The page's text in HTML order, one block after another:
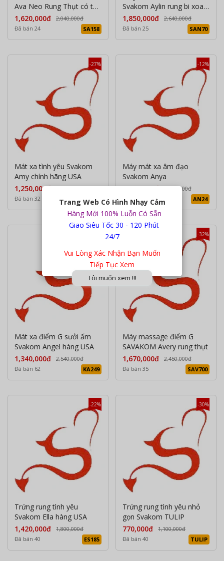
Ava Neo Rung Thụt có thể
kết nối qua app
1,620,000đ
2,040,000đ
Đã bán 24
SA158
Svakom Aylin rung bi xoay
chuẩn USA
1,850,000đ
2,640,000đ
Đã bán 25
SAN70
-27%
Mát xa tình yêu Svakom
Amy chính hãng USA
1,250,000đ
1,690,000đ
Đã bán 32
AMY2
-12%
Máy mát xa âm đạo
Svakom Anya
1,260,000đ
1,430,000đ
Đã bán 40
AN24
Mát xa điểm G sưởi ấm
Svakom Angel hàng USA
1,340,000đ
2,540,000đ
Đã bán 62
KA249
-32%
Máy massage điểm G
SAVAKOM Avery rung thụt
1,670,000đ
2,450,000đ
Đã bán 35
SAV700
-22%
Trứng rung tình yêu
Svakom Ella hàng USA
1,420,000đ
1,800,000đ
Đã bán 40
ES185
-30%
Trứng rung tình yêu nhỏ
gọn Svakom TULIP
770,000đ
1,100,000đ
Đã bán 40
TULIP
Trang Web Có Hình Nhạy Cảm
Hàng Mới 100% Luỗn Có Sẵn
Giao Siêu Tốc 30 - 120 Phút
24/7
Vui Lòng Xác Nhận Bạn Muốn
Tiếp Tục Xem
Tôi muốn xem !!!